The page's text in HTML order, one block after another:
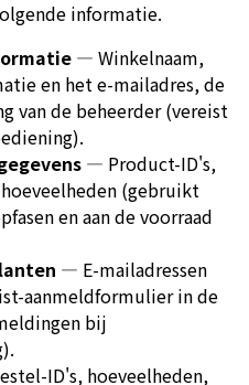
informatie.
— Winkelnaam,
en het e-mailadres, de
van de beheerder (vereist
— Product-ID's,
(gebruikt
en aan de voorraad
— E-mailadressen
aanmeldformulier in de
bij
ID's, hoeveelheden,